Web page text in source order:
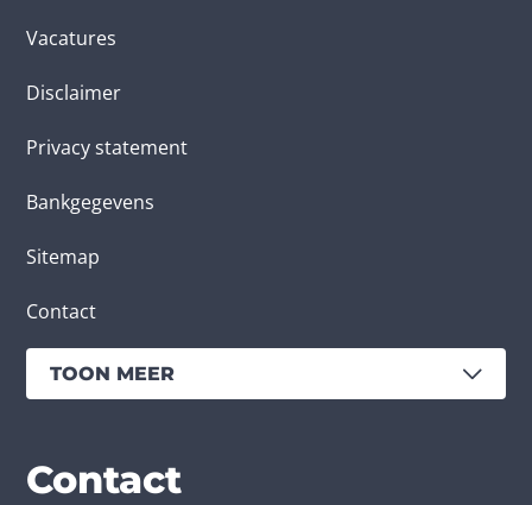
Vacatures
Disclaimer
Privacy statement
Bankgegevens
Sitemap
Contact
TOON MEER
Diensten
Branches
Contact